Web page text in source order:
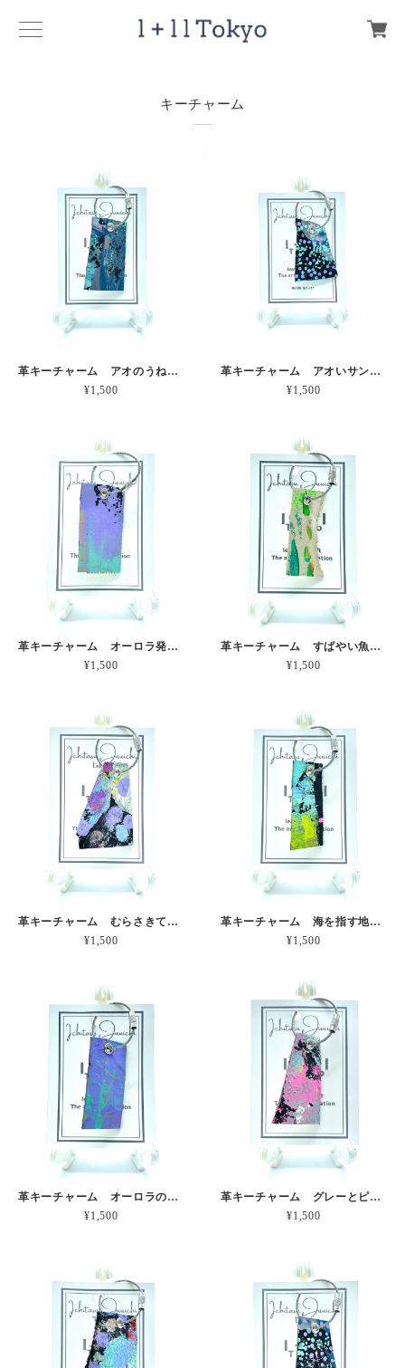
キーチャーム
革キーチャーム アオのうねりとしぶき 本革
¥1,500
革キーチャーム アオいサンゴの産卵 本革
¥1,500
革キーチャーム オーロラ発生の瞬間 本革
¥1,500
革キーチャーム すばやい魚群 本革
¥1,500
革キーチャーム むらさきてんとう虫 本革
¥1,500
革キーチャーム 海を指す地図 本革
¥1,500
革キーチャーム オーロラのあしあと 本革
¥1,500
革キーチャーム グレーとピンクの雨雲 本革
¥1,500